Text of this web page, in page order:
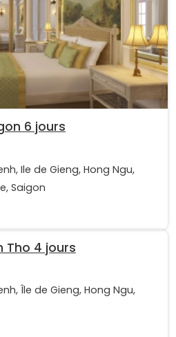
6 jours
Ile de Gieng, Hong Ngu,
Saigon
Tho 4 jours
Île de Gieng, Hong Ngu,